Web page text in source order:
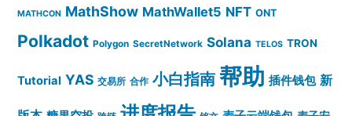
MATHCON MathShow MathWallet5 NFT ONT
Polkadot Polygon SecretNetwork Solana TELOS TRON
Tutorial YAS 交易所 合作 小白指南 帮助 插件钱包 新